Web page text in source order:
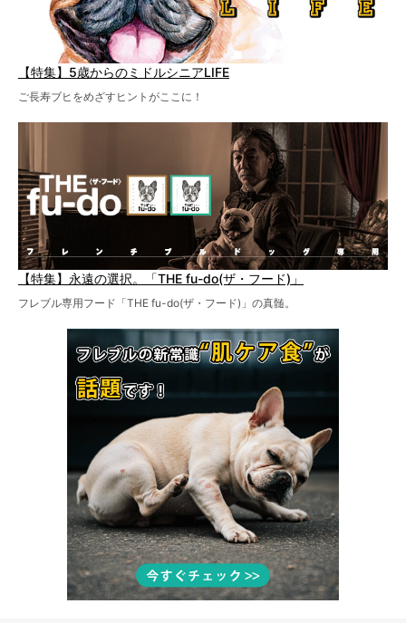
【特集】5歳からのミドルシニアLIFE
ご長寿ブヒをめざすヒントがここに！
【特集】永遠の選択。「THE fu-do(ザ・フード)」
フレブル専用フード「THE fu-do(ザ・フード)」の真髄。